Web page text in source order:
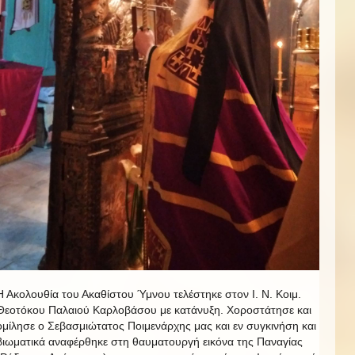
Ακολουθία του Ακαθίστου Ύμνου τελέστηκε στον Ι. Ν. Κοιμ.
Παλαιού Καρλοβάσου με κατάνυξη. Χοροστάτησε και
ο Σεβασμιώτατος Ποιμενάρχης μας και εν συγκινήση και
αναφέρθηκε στη θαυματουργή εικόνα της Παναγίας